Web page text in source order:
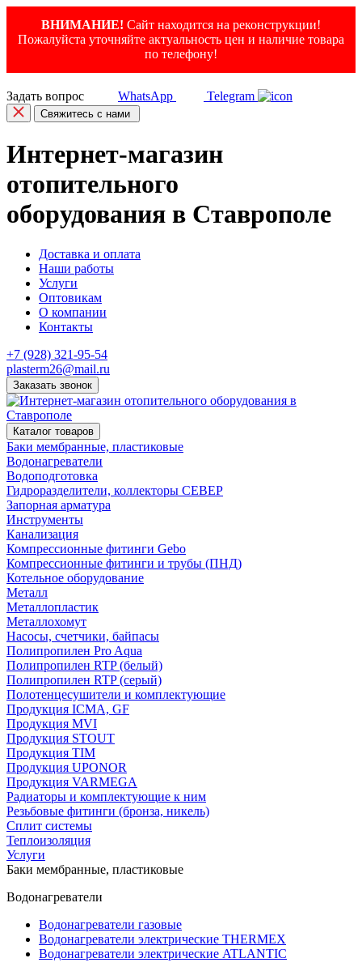
ВНИМАНИЕ! Сайт находится на реконструкции!
Пожалуйста уточняйте актуальность цен и наличие товара
по телефону!
Задать вопрос WhatsApp Telegram
Свяжитесь с нами
Интернет-магазин
отопительного
оборудования в Ставрополе
Доставка и оплата
Наши работы
Услуги
Оптовикам
О компании
Контакты
+7 (928) 321-95-54
plasterm26@mail.ru
Заказать звонок
Каталог товаров
Баки мембранные, пластиковые
Водонагреватели
Водоподготовка
Гидроразделители, коллекторы СЕВЕР
Запорная арматура
Инструменты
Канализация
Компрессионные фитинги Gebo
Компрессионные фитинги и трубы (ПНД)
Котельное оборудование
Металл
Металлопластик
Металлохомут
Насосы, счетчики, байпасы
Полипропилен Pro Aqua
Полипропилен RTP (белый)
Полипропилен RTP (серый)
Полотенцесушители и комплектующие
Продукция ICMA, GF
Продукция MVI
Продукция STOUT
Продукция TIM
Продукция UPONOR
Продукция VARMEGA
Радиаторы и комплектующие к ним
Резьбовые фитинги (бронза, никель)
Сплит системы
Теплоизоляция
Услуги
Баки мембранные, пластиковые
Водонагреватели
Водонагреватели газовые
Водонагреватели электрические THERMEX
Водонагреватели электрические ATLANTIC